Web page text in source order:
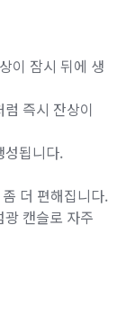
즉시 잔상이